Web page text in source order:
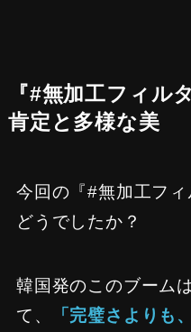
『#無加工フィル
肯定と多様な美
今回の『#無加工フィ
どうでしたか？
韓国発のこのブーム
て、
「完璧さよりも